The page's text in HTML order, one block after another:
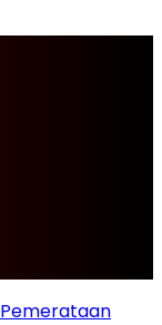
Pemerataan